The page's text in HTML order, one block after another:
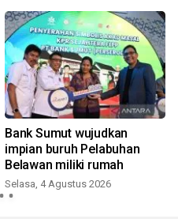
Bank Sumut wujudkan
impian buruh Pelabuhan
Belawan miliki rumah
Selasa, 4 Agustus 2026